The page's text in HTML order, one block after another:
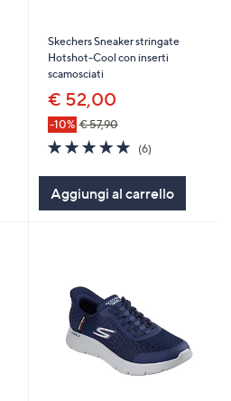
Skechers Sneaker stringate
Hotshot-Cool con inserti
scamosciati
€ 52,00
-10% € 57,90
4.8
of
5
Stars
(6)
Aggiungi al carrello